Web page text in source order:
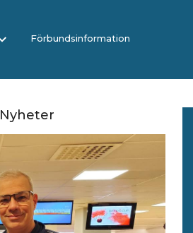
Förbundsinformation
Nyheter